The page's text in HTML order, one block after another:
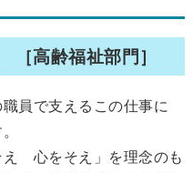
高齢福祉部門］
員で支えるこの仕事に
心をそえ」を理念のも